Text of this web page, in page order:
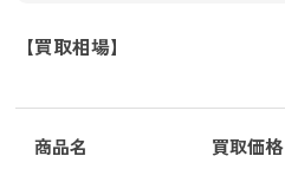
【買取相場】
商品名 買取価格